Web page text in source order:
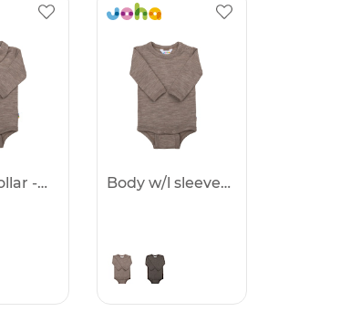
Body w/collar -25% Body w/l sleeves -25%